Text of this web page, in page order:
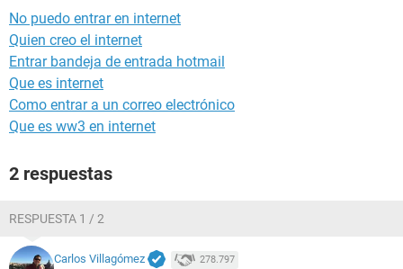
No puedo entrar en internet
Quien creo el internet
Entrar bandeja de entrada hotmail
Que es internet
Como entrar a un correo electrónico
Que es ww3 en internet
2 respuestas
RESPUESTA 1 / 2
Carlos Villagómez 278.797